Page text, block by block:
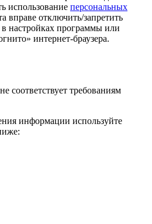
использование персональных
вправе отключить/запретить
настройках программы или
интернет-браузера.
соответствует требованиям
информации используйте